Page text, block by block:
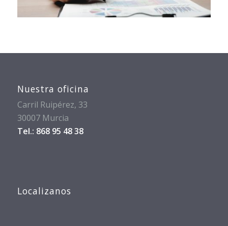
Nuestra oficina
Carril Ruipérez, 33
30007 Murcia
Tel.: 868 95 48 38
Localizanos